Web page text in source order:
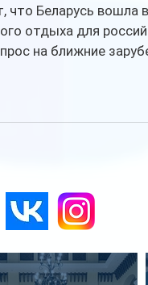
Беларусь вошла
отдыха для
на ближние